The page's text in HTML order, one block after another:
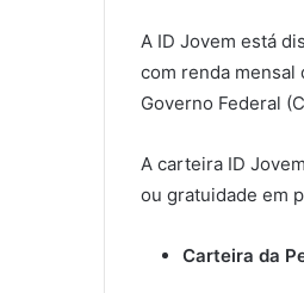
A ID Jovem está
com renda mensal
Governo Federal
A carteira ID
ou gratuidade em
Carteira da